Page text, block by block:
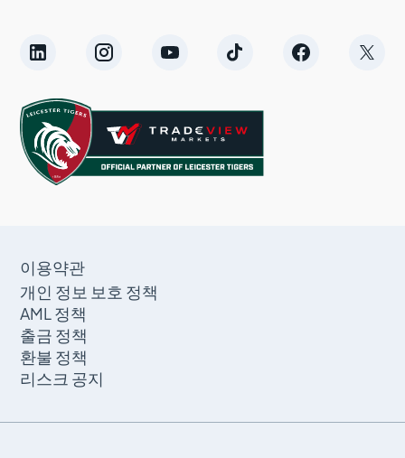
이용약관
개인 정보 보호 정책
AML 정책
출금 정책
환불 정책
리스크 공지